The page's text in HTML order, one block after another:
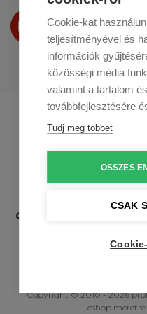
Termékeinket
a Youtube-on
Profikuchar.sk
Copyright © 2010 - 2026
eshop méretre
Cookie-kat
teljesítményével és
információk
közösségi média
valamint a tartalom
továbbfejlesztésére
Tudj meg többet
ÖSSZES
CSAK